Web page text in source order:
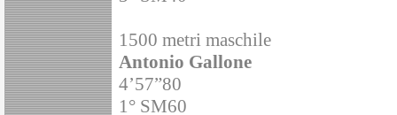
1500 metri maschile
Antonio Gallone
4’57”80
1° SM60